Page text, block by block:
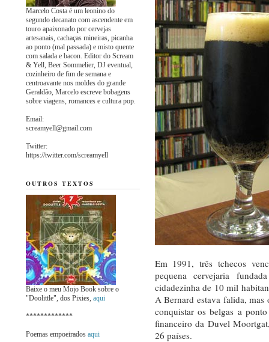
Em 1991, três tchecos
pequena cervejaria
cidadezinha de 10 mil
A Bernard estava falida, mas
conquistar os belgas a
financeiro da Duvel
26 países.
Marcelo Costa é um leonino do
segundo decanato com ascendente em
touro apaixonado por cervejas
artesanais, cachaças mineiras, picanha
ao ponto (mal passada) e misto quente
com salada e bacon. Editor do Scream
& Yell, Beer Sommelier, DJ eventual,
cozinheiro de fim de semana e
centroavante nos moldes do grande
Geraldão, Marcelo escreve bobagens
sobre viagens, romances e cultura pop.
Email:
screamyell@gmail.com
Twitter:
https://twitter.com/screamyell
OUTROS TEXTOS
Baixe o meu Mojo Book sobre o
"Doolittle", dos Pixies, aqui
*************
Poemas empoeirados aqui